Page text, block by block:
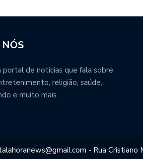
portal de noticias que fala sobre
religião, saúde,
e muito mais.
- Rua Cristiano